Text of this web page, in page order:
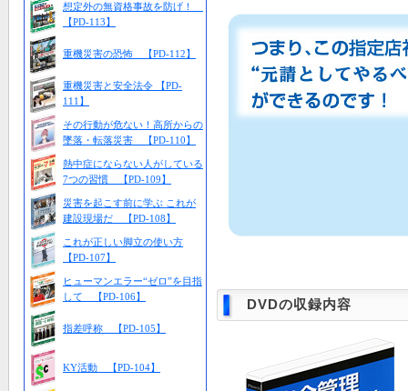
想定外の無資格事故を防げ！
【PD-113】
重機災害の恐怖 【PD-112】
重機災害と安全法令 【PD-
111】
その行動が危ない！高所からの
墜落・転落災害 【PD-110】
熱中症にならない人がしている
7つの習慣 【PD-109】
災害を起こす前に学ぶ これが
建設現場だ 【PD-108】
これが正しい脚立の使い方
【PD-107】
ヒューマンエラー“ゼロ”を目指
して 【PD-106】
指差呼称 【PD-105】
KY活動 【PD-104】
DVDの収録内容